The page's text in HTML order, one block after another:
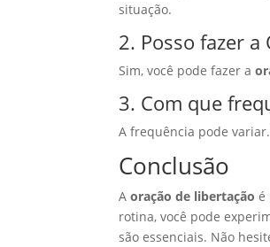
situação.
2. Posso fazer
Sim, você pode fazer a
3. Com que
A frequência pode
Conclusão
Aoração de libertação é
rotina, você pode
são essenciais. Não